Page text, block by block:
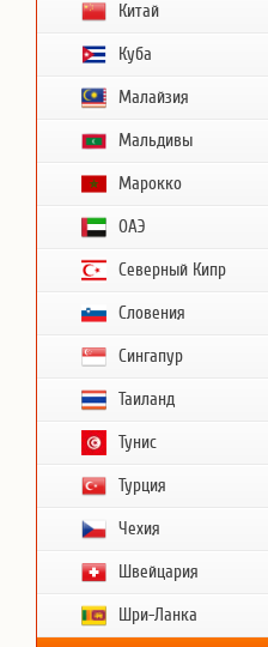
Китай
Куба
Малайзия
Мальдивы
Марокко
ОАЭ
Северный Кипр
Словения
Сингапур
Таиланд
Тунис
Турция
Чехия
Швейцария
Шри-Ланка